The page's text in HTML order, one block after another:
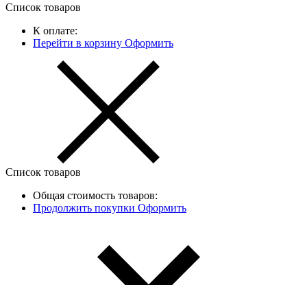
Список товаров
К оплате:
Перейти в корзину Оформить
Список товаров
Общая стоимость товаров:
Продолжить покупки Оформить